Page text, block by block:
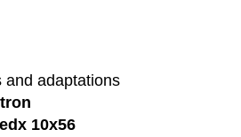
and adaptations
10x56